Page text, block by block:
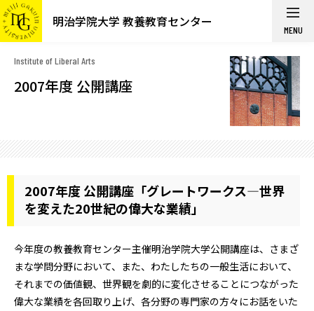
明治学院大学 教養教育センター MENU
Institute of Liberal Arts
2007年度 公開講座
2007年度 公開講座「グレートワークス―世界
を変えた20世紀の偉大な業績」
今年度の教養教育センター主催明治学院大学公開講座は、さまざ
まな学問分野において、また、わたしたちの一般生活において、
それまでの価値観、世界観を劇的に変化させることにつながった
偉大な業績を各回取り上げ、各分野の専門家の方々にお話をいた